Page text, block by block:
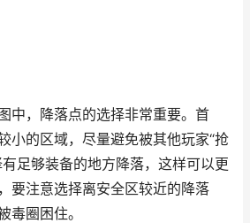
中，降落点的选择非常重要。首
小的区域，尽量避免被其他玩家“抢
足够装备的地方降落，这样可以更
要注意选择离安全区较近的降落
毒圈困住。